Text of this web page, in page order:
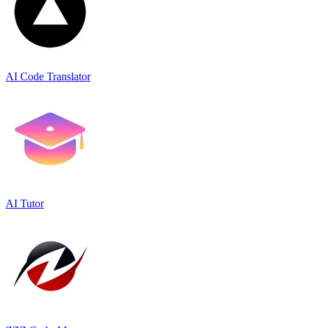
AI Code Translator
AI Tutor